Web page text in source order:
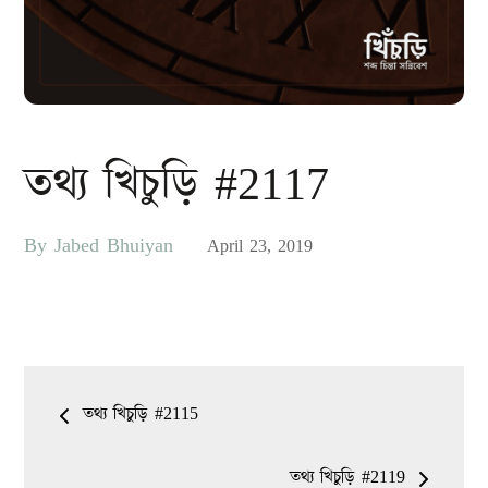
তথ্য খিচুড়ি #2117
ByJabed Bhuiyan
Posted
April 23, 2019
Postতথ্য খিচুড়ি #2115
তথ্য খিচুড়ি #2119